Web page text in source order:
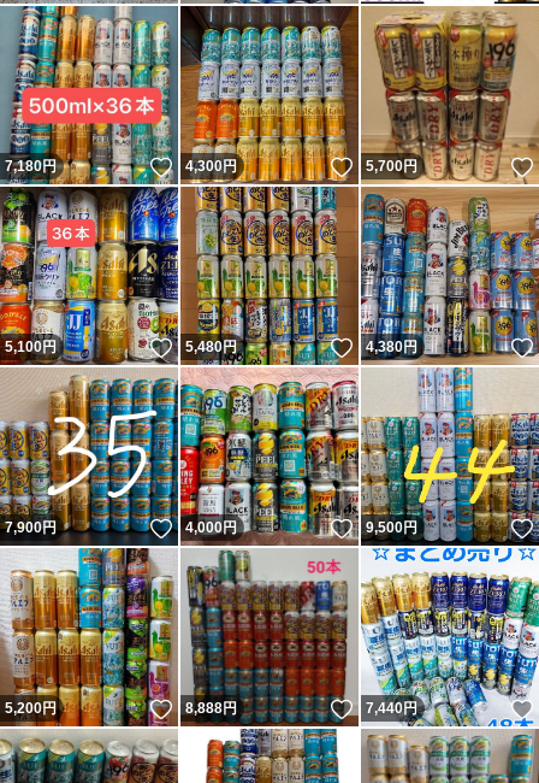
7,180円 いいね！
4,300円 いいね！
5,700円
5,100円 いいね！
5,480円 いいね！
4,380円
7,900円 いいね！
4,000円 いいね！
9,500円
5,200円 いいね！
8,888円 いいね！
7,440円